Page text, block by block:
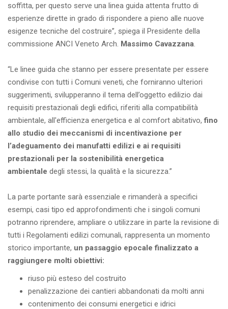
soffitta, per questo serve una linea guida attenta frutto di
esperienze dirette in grado di rispondere a pieno alle nuove
esigenze tecniche del costruire”, spiega il Presidente della
commissione ANCI Veneto Arch. Massimo Cavazzana.
“Le linee guida che stanno per essere presentate per essere
condivise con tutti i Comuni veneti, che forniranno ulteriori
suggerimenti, svilupperanno il tema dell’oggetto edilizio dai
requisiti prestazionali degli edifici, riferiti alla compatibilità
ambientale, all'efficienza energetica e al comfort abitativo,fino
allo studio dei meccanismi di incentivazione per
l’adeguamento dei manufatti edilizi e ai requisiti
prestazionali per la sostenibilità energetica
ambientale degli stessi, la qualità e la sicurezza.”
La parte portante sarà essenziale e rimanderà a specifici
esempi, casi tipo ed approfondimenti che i singoli comuni
potranno riprendere, ampliare o utilizzare in parte la revisione di
tutti i Regolamenti edilizi comunali, rappresenta un momento
storico importante, un passaggio epocale finalizzato a
raggiungere molti obiettivi:
riuso più esteso del costruito
penalizzazione dei cantieri abbandonati da molti anni
contenimento dei consumi energetici e idrici